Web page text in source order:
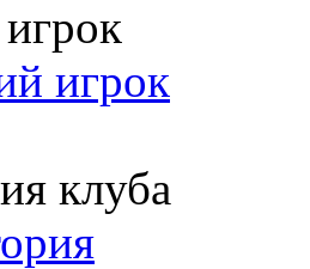
игрок
клуба